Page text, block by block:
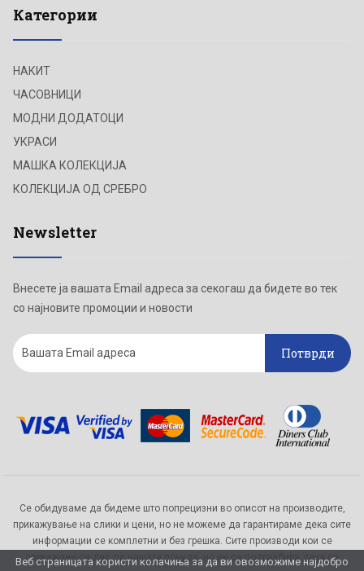
Веб страницата користи колачиња за да ви овозможиме најдобро
Категории
НАКИТ
ЧАСОВНИЦИ
МОДНИ ДОДАТОЦИ
УКРАСИ
МАШКА КОЛЕКЦИЈА
КОЛЕКЦИЈА ОД СРЕБРО
Newsletter
Внесете ја вашата Email адреса за секогаш да бидете во тек
со најновите промоции и новости
Потврди
Се обидуваме да бидеме што попрецизни во описот на производите,
прикажување на слики и цени, но не можеме да гарантираме дека сите
информации се комплетни и без грешка. Сите производи кои се
прикажани се дел од нашата понуда, но не се подразбира дека се